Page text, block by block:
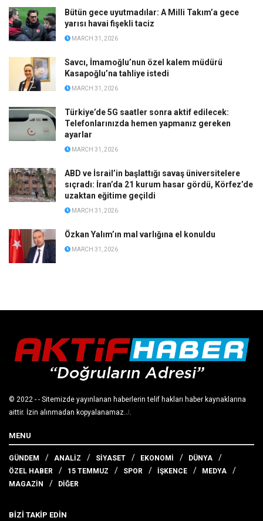
Bütün gece uyutmadılar: A Milli Takım’a gece
yarısı havai fişekli taciz
MARCH 31, 2026
Savcı, İmamoğlu’nun özel kalem müdürü
Kasapoğlu’na tahliye istedi
MARCH 31, 2026
Türkiye’de 5G saatler sonra aktif edilecek:
Telefonlarınızda hemen yapmanız gereken
ayarlar
MARCH 31, 2026
ABD ve İsrail’in başlattığı savaş üniversitelere
sıçradı: İran’da 21 kurum hasar gördü, Körfez’de
uzaktan eğitime geçildi
MARCH 31, 2026
Özkan Yalım’ın mal varlığına el konuldu
MARCH 31, 2026
© 2022 - - Sitemizde yayınlanan haberlerin telif hakları haber kaynaklarına
aittir. İzin alınmadan kopyalanamaz. J
MENU
GÜNDEM ANALİZ SİYASET EKONOMİ
DÜNYA
ÖZEL HABER
15 TEMMUZ SPOR İŞKENCE
MEDYA
MAGAZİN
DİĞER
BİZİ TAKİP EDİN